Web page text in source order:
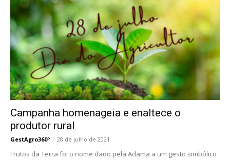
Campanha homenageia e enaltece o
produtor rural
GestAgro360º - 28 de julho de 2021
Frutos da Terra foi o nome dado pela Adama a um gesto simbólico